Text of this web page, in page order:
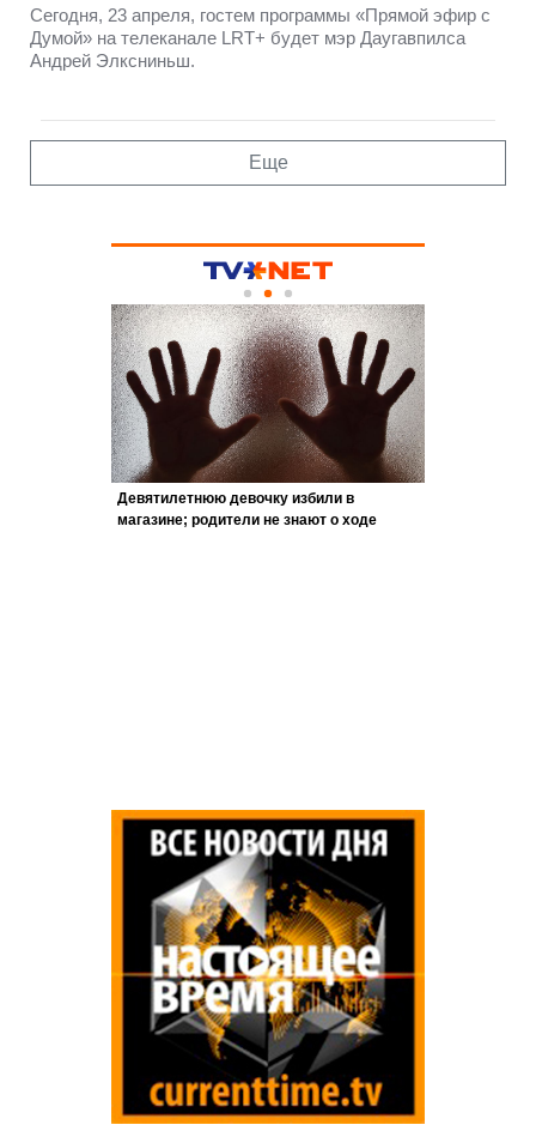
Сегодня, 23 апреля, гостем программы «Прямой эфир с
Думой» на телеканале LRT+ будет мэр Даугавпилса
Андрей Элксниньш.
Еще